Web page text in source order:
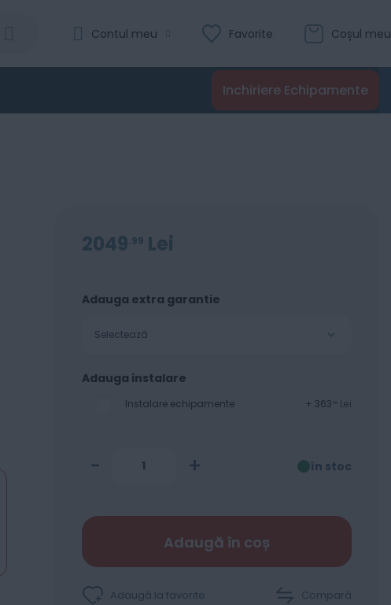
Coșul meu
Favorite
Contul meu
Inchiriere Echipamente
2049 99 Lei
Adauga extra garantie
Selectează
Adauga instalare
Instalare echipamente + 363 Lei
- + în stoc
Adaugă în coș
Adaugă la favorite Compară
Evaluare:
0
% of 100
Recenzii
Adaugă în coș